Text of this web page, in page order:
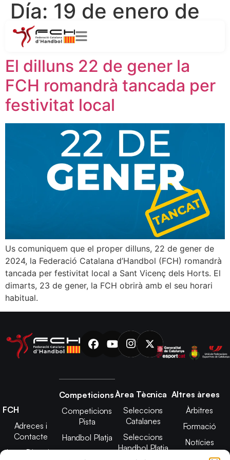
Día: 19 de enero de
2024
El dilluns 22 de gener la
FCH romandrà tancada per
festivitat local
Us comuniquem que el proper dilluns, 22 de gener de
2024, la Federació Catalana d’Handbol (FCH) romandrà
tancada per festivitat local a Sant Vicenç dels Horts. El
dimarts, 23 de gener, la FCH obrirà amb el seu horari
habitual.
FCH
Adreces i
Contacte
Junta Directiva
Competicions
Competicions
Pista
Handbol Platja
Àrea Tècnica
Seleccions
Catalanes
Seleccions
Handbol Platja
Altres àrees
Àrbitres
Formació
Notícies